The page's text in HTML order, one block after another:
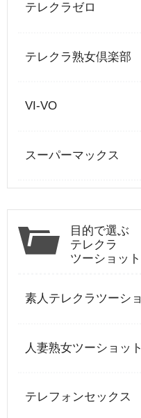
テレクラゼロ
テレクラ熟女倶楽部
VI-VO
スーパーマックス
目的で選ぶ
テレクラ
ツーショッ
素人テレクラツーシ
人妻熟女ツーショッ
テレフォンセックス